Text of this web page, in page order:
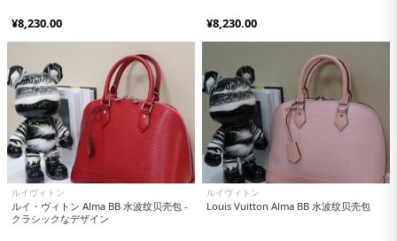
¥8,230.00 ¥8,230.00
ルイヴィトン
ルイ・ヴィトン Alma BB 水波纹贝壳包 -
クラシックなデザイン
ルイヴィトン
Louis Vuitton Alma BB 水波纹贝壳包